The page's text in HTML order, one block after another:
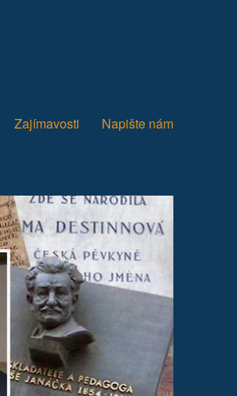
Zajímavosti Napište nám